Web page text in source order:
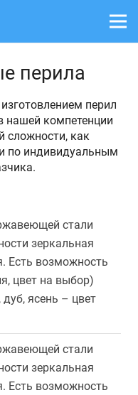
перила
перил
нашей компетенции
сложности, как
по индивидуальным
стали
зеркальная
Есть возможность
цвет на выбор)
ясень – цвет
стали
зеркальная
Есть возможность